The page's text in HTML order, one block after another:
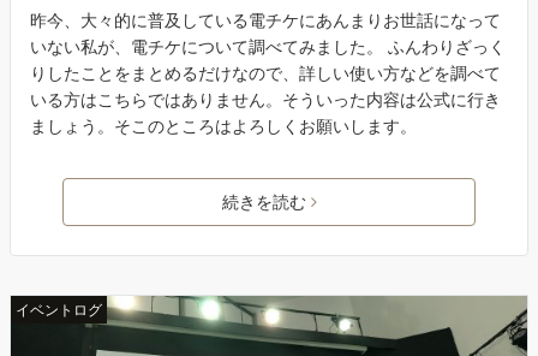
昨今、大々的に普及している電チケにあんまりお世話になって
いない私が、電チケについて調べてみました。 ふんわりざっく
りしたことをまとめるだけなので、詳しい使い方などを調べて
いる方はこちらではありません。そういった内容は公式に行き
ましょう。そこのところはよろしくお願いします。
続きを読む
イベントログ